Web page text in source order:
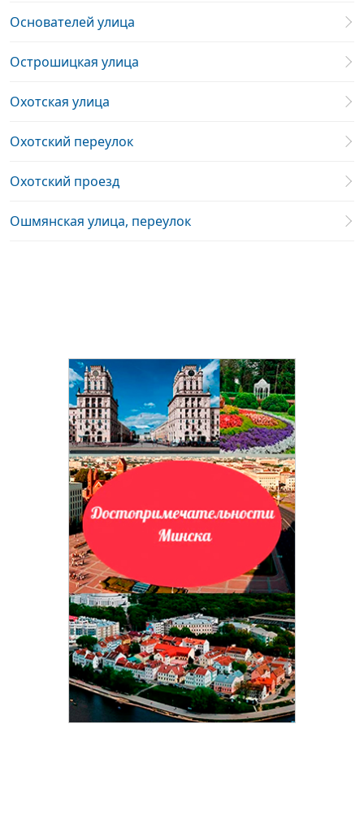
Основателей улица
Острошицкая улица
Охотская улица
Охотский переулок
Охотский проезд
Ошмянская улица, переулок